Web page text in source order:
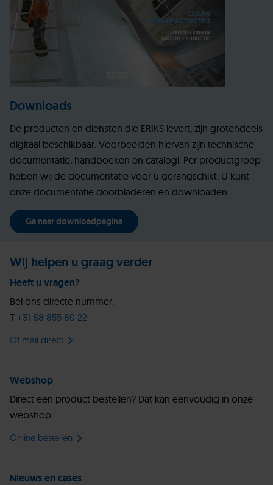
Downloads
De producten en diensten die ERIKS levert, zijn grotendeels
digitaal beschikbaar. Voorbeelden hiervan zijn technische
documentatie, handboeken en catalogi. Per productgroep
heben wij de documentatie voor u gerangschikt. U kunt
onze documentatie doorbladeren en downloaden.
Ga naar downloadpagina
Wij helpen u graag verder
Heeft u vragen?
Bel ons directe nummer:
T +31 88 855 80 22
Of mail direct
Webshop
Direct een product bestellen? Dat kan eenvoudig in onze
webshop.
Online bestellen
Nieuws en cases